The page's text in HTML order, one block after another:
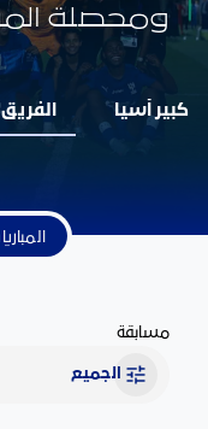
ومحصلة
كبير آسيا
مسابقة
الجميع